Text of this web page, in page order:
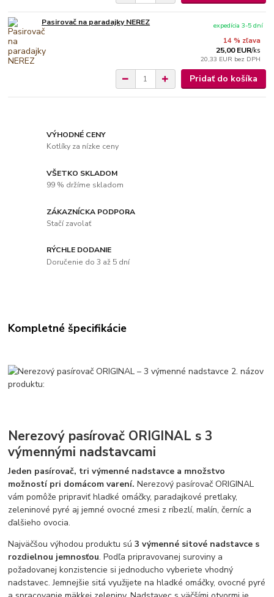
Pasirovač na paradajky NEREZ
14 % zľava
25,00 EUR/ks
20,33 EUR bez DPH
expedícia 3-5 dní
Pridať do košíka
VÝHODNÉ CENY
Kotlíky za nízke ceny
VŠETKO SKLADOM
99 % držíme skladom
ZÁKAZNÍCKA PODPORA
Stačí zavolať
RÝCHLE DODANIE
Doručenie do 3 až 5 dní
Kompletné špecifikácie
Nerezový pasírovač ORIGINAL s 3
výmennými nadstavcami
Jeden pasírovač, tri výmenné nadstavce a množstvo
možností pri domácom varení. Nerezový pasírovač ORIGINAL
vám pomôže pripraviť hladké omáčky, paradajkové pretlaky,
zeleninové pyré aj jemné ovocné zmesi z ríbezlí, malín, černíc a
ďalšieho ovocia.
Najväčšou výhodou produktu sú3 výmenné sitové nadstavce s
rozdielnou jemnosťou. Podľa pripravovanej suroviny a
požadovanej konzistencie si jednoducho vyberiete vhodný
nadstavec. Jemnejšie sitá využijete na hladké omáčky, ovocné pyré